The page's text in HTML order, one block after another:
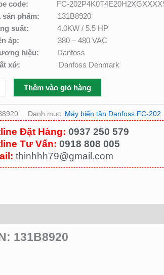
code: FC-
sản phẩm: 131B8920
suất: 4.0KW / 5.5 HP
áp: 380 – 480 VAC
hiệu: Danfoss
xứ: Danfoss Denmark
Thêm vào giỏ hàng
Danh mục: Máy biến tần Danfoss FC-202
Đặt Hàng: 0937 250 579
Tư Vấn: 0918 808 005
thinhhh79@gmail.com
131B8920